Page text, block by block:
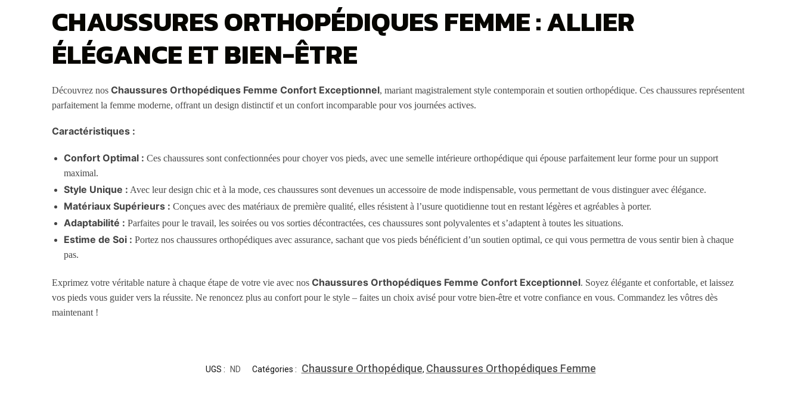
CHAUSSURES ORTHOPÉDIQUES FEMME : ALLIER
ÉLÉGANCE ET BIEN-ÊTRE
Découvrez nosChaussures Orthopédiques Femme Confort Exceptionnel, mariant magistralement style contemporain et soutien orthopédique. Ces chaussures représentent
parfaitement la femme moderne, offrant un design distinctif et un confort incomparable pour vos journées actives.
Caractéristiques :
Confort Optimal : Ces chaussures sont confectionnées pour choyer vos pieds, avec une semelle intérieure orthopédique qui épouse parfaitement leur forme pour un support
maximal.
Style Unique : Avec leur design chic et à la mode, ces chaussures sont devenues un accessoire de mode indispensable, vous permettant de vous distinguer avec élégance.
Matériaux Supérieurs : Conçues avec des matériaux de première qualité, elles résistent à l’usure quotidienne tout en restant légères et agréables à porter.
Adaptabilité : Parfaites pour le travail, les soirées ou vos sorties décontractées, ces chaussures sont polyvalentes et s’adaptent à toutes les situations.
Estime de Soi : Portez nos chaussures orthopédiques avec assurance, sachant que vos pieds bénéficient d’un soutien optimal, ce qui vous permettra de vous sentir bien à chaque
pas.
Exprimez votre véritable nature à chaque étape de votre vie avec nosChaussures Orthopédiques Femme Confort Exceptionnel. Soyez élégante et confortable, et laissez
vos pieds vous guider vers la réussite. Ne renoncez plus au confort pour le style – faites un choix avisé pour votre bien-être et votre confiance en vous. Commandez les vôtres dès
maintenant !
UGS : ND Catégories : Chaussure Orthopédique, Chaussures Orthopédiques Femme